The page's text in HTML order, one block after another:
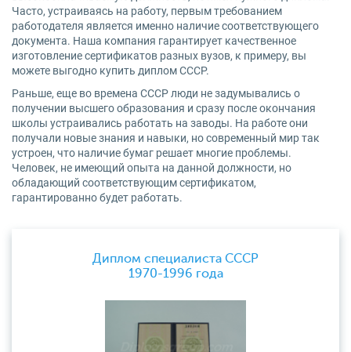
Часто, устраиваясь на работу, первым требованием
работодателя является именно наличие соответствующего
документа. Наша компания гарантирует качественное
изготовление сертификатов разных вузов, к примеру, вы
можете выгодно купить диплом СССР.
Раньше, еще во времена СССР люди не задумывались о
получении высшего образования и сразу после окончания
школы устраивались работать на заводы. На работе они
получали новые знания и навыки, но современный мир так
устроен, что наличие бумаг решает многие проблемы.
Человек, не имеющий опыта на данной должности, но
обладающий соответствующим сертификатом,
гарантированно будет работать.
Диплом специалиста СССР
1970-1996 года